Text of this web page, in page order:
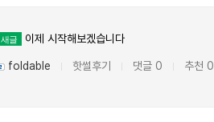
새글 이제 시작해보겠습니다
foldable 핫썰후기 댓글 0 추천 0